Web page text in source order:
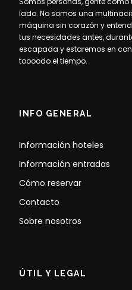
lado. No somos una
máquina sin corazón y
tus necesidades antes,
escapada y estaremos en
toooodo el tiempo.
INFO GENERAL
Información hoteles
Información entradas
Cómo reservar
Contacto
Sobre nosotros
ÚTIL Y LEGAL